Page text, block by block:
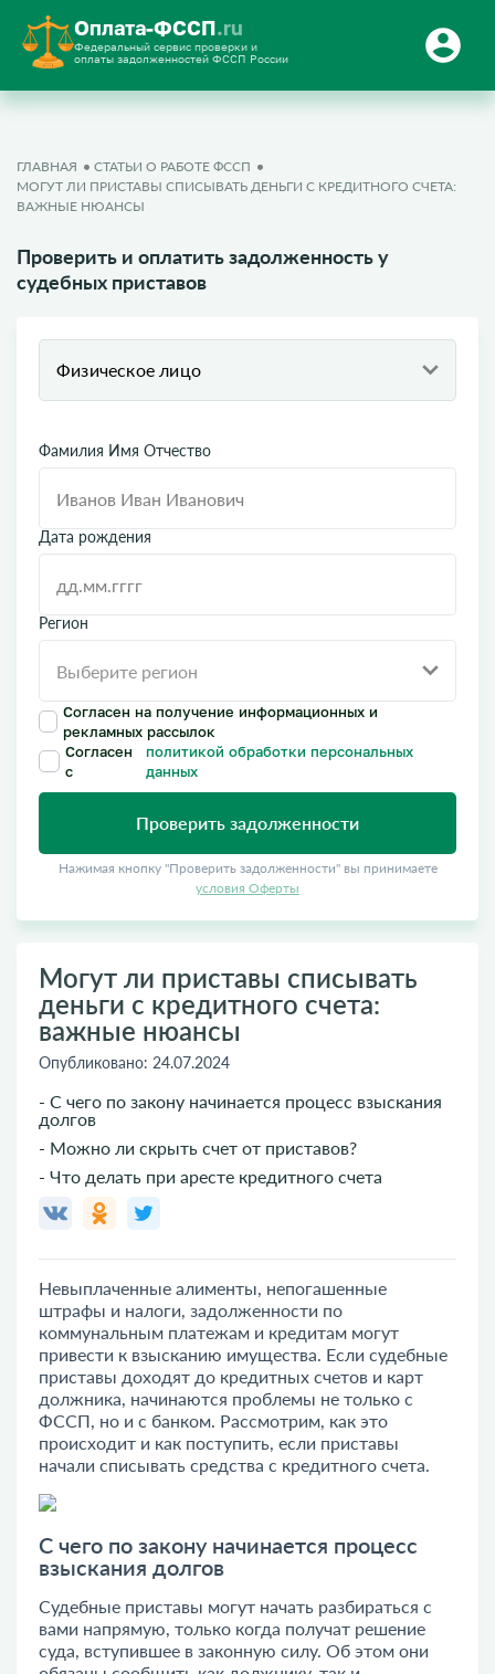
Оплата-ФССП.ru
Федеральный сервис проверки и
оплаты задолженностей ФССП России
ГЛАВНАЯ
СТАТЬИ О РАБОТЕ ФССП
МОГУТ ЛИ ПРИСТАВЫ СПИСЫВАТЬ ДЕНЬГИ С КРЕДИТНОГО СЧЕТА:
ВАЖНЫЕ НЮАНСЫ
Проверить и оплатить задолженность у
судебных приставов
Физическое лицо
Фамилия Имя Отчество
Дата рождения
Регион
Согласен на получение информационных и
рекламных рассылок
Согласен
с
политикой обработки персональных
данных
Проверить задолженности
Нажимая кнопку "Проверить задолженности" вы принимаете
условия Оферты
Могут ли приставы списывать
деньги с кредитного счета:
важные нюансы
Опубликовано: 24.07.2024
- С чего по закону начинается процесс взыскания
долгов
- Можно ли скрыть счет от приставов?
- Что делать при аресте кредитного счета
Невыплаченные алименты, непогашенные
штрафы и налоги, задолженности по
коммунальным платежам и кредитам могут
привести к взысканию имущества. Если судебные
приставы доходят до кредитных счетов и карт
должника, начинаются проблемы не только с
ФССП, но и с банком. Рассмотрим, как это
происходит и как поступить, если приставы
начали списывать средства с кредитного счета.
С чего по закону начинается процесс
взыскания долгов
Судебные приставы могут начать разбираться с
вами напрямую, только когда получат решение
суда, вступившее в законную силу. Об этом они